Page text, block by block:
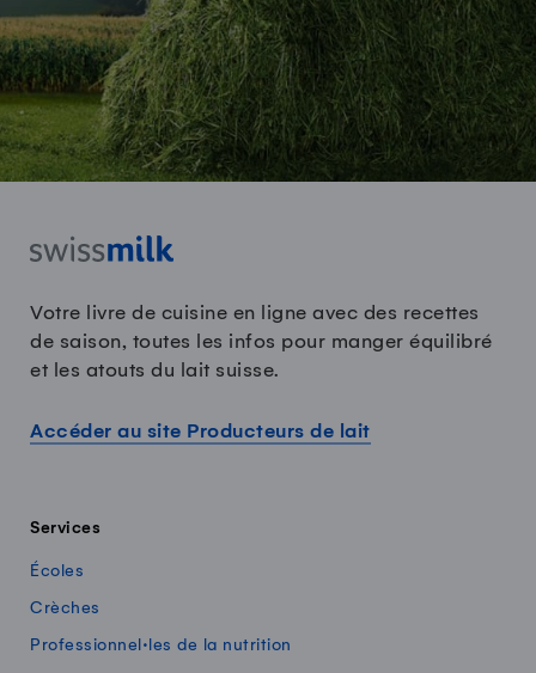
Votre livre de cuisine en ligne avec des recettes
de saison, toutes les infos pour manger équilibré
et les atouts du lait suisse.
Accéder au site Producteurs de lait
Services
Écoles
Crèches
Professionnel·les de la nutrition